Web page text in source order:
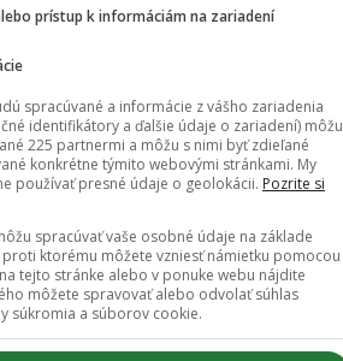
servítku počas
prístup k informáciám na zariadení
spracúvané a informácie z vášho zariadenia
identifikátory a ďalšie údaje o zariadení) môžu
225 partnermi a môžu s nimi byť zdieľané
konkrétne týmito webovými stránkami. My
používať presné údaje o geolokácii. Pozrite si
spracúvať vaše osobné údaje na základe
ktorému môžete vzniesť námietku pomocou
tejto stránke alebo v ponuke webu nájdite
môžete spravovať alebo odvolať súhlas
súkromia a súborov cookie.